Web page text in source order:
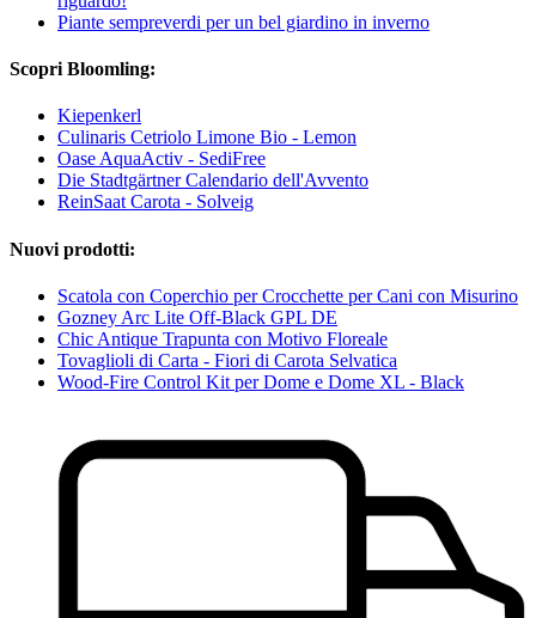
Piante sempreverdi per un bel giardino in inverno
Scopri Bloomling:
Kiepenkerl
Culinaris Cetriolo Limone Bio - Lemon
Oase AquaActiv - SediFree
Die Stadtgärtner Calendario dell'Avvento
ReinSaat Carota - Solveig
Nuovi prodotti:
Scatola con Coperchio per Crocchette per Cani con Misurino
Gozney Arc Lite Off-Black GPL DE
Chic Antique Trapunta con Motivo Floreale
Tovaglioli di Carta - Fiori di Carota Selvatica
Wood-Fire Control Kit per Dome e Dome XL - Black